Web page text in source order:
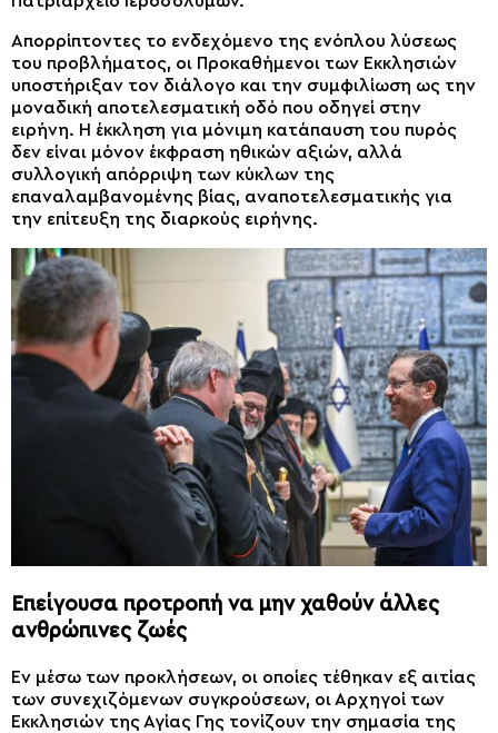
Απορρίπτοντες το ενδεχόμενο της ενόπλου λύσεως
του προβλήματος, οι Προκαθήμενοι των Εκκλησιών
υποστήριξαν τον διάλογο και την συμφιλίωση ως την
μοναδική αποτελεσματική οδό που οδηγεί στην
ειρήνη. Η έκκληση για μόνιμη κατάπαυση του πυρός
δεν είναι μόνον έκφραση ηθικών αξιών, αλλά
συλλογική απόρριψη των κύκλων της
επαναλαμβανομένης βίας, αναποτελεσματικής για
την επίτευξη της διαρκούς ειρήνης.
Επείγουσα προτροπή να μην χαθούν άλλες
ανθρώπινες ζωές
Εν μέσω των προκλήσεων, οι οποίες τέθηκαν εξ αιτίας
των συνεχιζόμενων συγκρούσεων, οι Αρχηγοί των
Εκκλησιών της Αγίας Γης τονίζουν την σημασία της